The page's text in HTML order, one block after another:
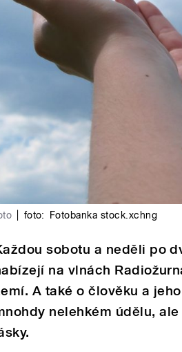
foto: Fotobanka stock.xchng
sobotu a neděli po
na vlnách
A také o člověku a
nelehkém údělu,